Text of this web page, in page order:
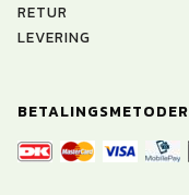
RETUR
LEVERING
BETALINGSMETODER